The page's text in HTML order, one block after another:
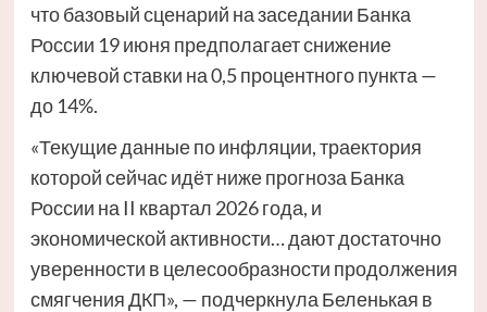
что базовый сценарий на заседании Банка
России 19 июня предполагает снижение
ключевой ставки на 0,5 процентного пункта —
до 14%.
«Текущие данные по инфляции, траектория
которой сейчас идёт ниже прогноза Банка
России на II квартал 2026 года, и
экономической активности… дают достаточно
уверенности в целесообразности продолжения
смягчения ДКП», — подчеркнула Беленькая в